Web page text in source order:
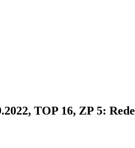
TOP 16, ZP 5: